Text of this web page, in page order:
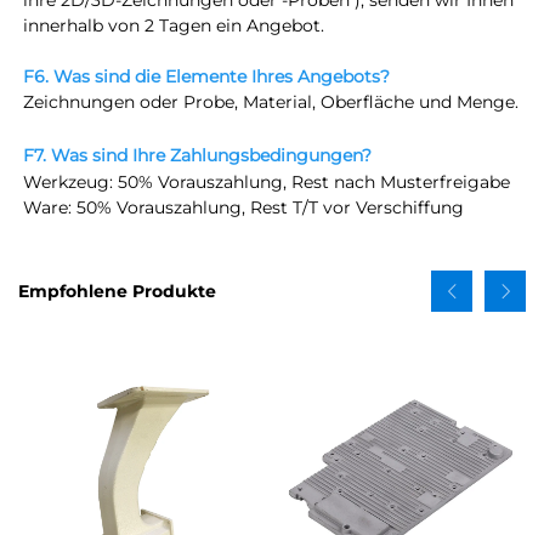
innerhalb von 2 Tagen ein Angebot.
F6. Was sind die Elemente Ihres Angebots?
F7. Was sind Ihre Zahlungsbedingungen?
Werkzeug: 50% Vorauszahlung, Rest nach Musterfreigabe
Ware: 50% Vorauszahlung, Rest T/T vor Verschiffung
Empfohlene Produkte